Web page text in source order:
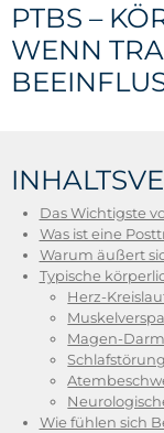
PTBS –
WENN
Das Wichtigste
Was ist eine
Warum äußert
Typische
Herz-
Magen-
Wie fühlen sich